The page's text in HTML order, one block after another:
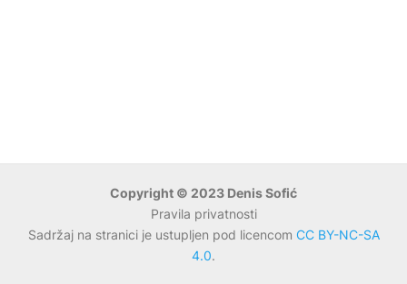
Copyright © 2023 Denis Sofić
Pravila privatnosti
Sadržaj na stranici je ustupljen pod licencom CC BY-NC-SA
4.0.